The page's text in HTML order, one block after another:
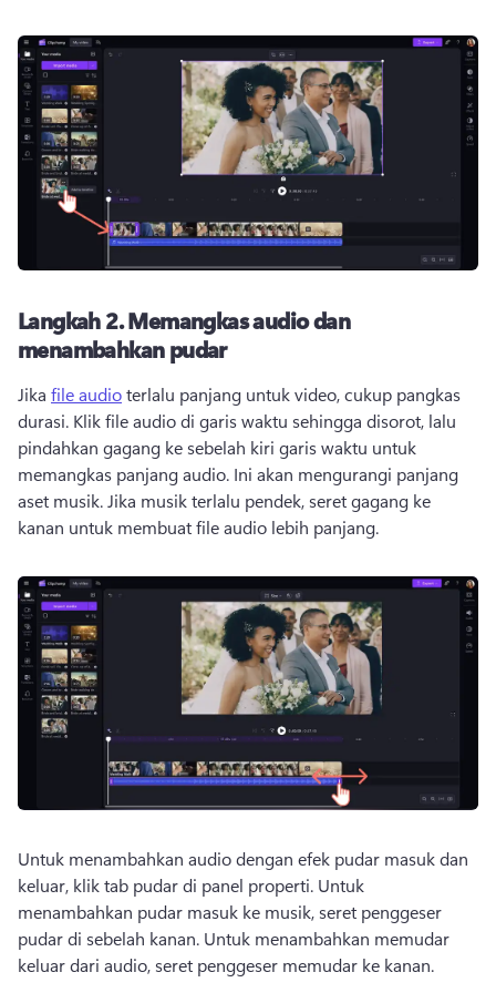
Langkah 2.Memangkas audio dan
menambahkan pudar
Jika file audio terlalu panjang untuk video, cukup pangkas
durasi. Klik file audio di garis waktu sehingga disorot, lalu
pindahkan gagang ke sebelah kiri garis waktu untuk
memangkas panjang audio. Ini akan mengurangi panjang
aset musik. Jika musik terlalu pendek, seret gagang ke
kanan untuk membuat file audio lebih panjang.
Untuk menambahkan audio dengan efek pudar masuk dan
keluar, klik tab pudar di panel properti. Untuk
menambahkan pudar masuk ke musik, seret penggeser
pudar di sebelah kanan. Untuk menambahkan memudar
keluar dari audio, seret penggeser memudar ke kanan.